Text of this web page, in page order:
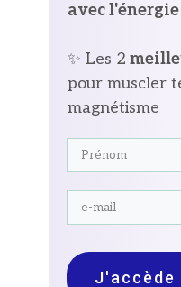
avec l'énergie
✨ Les 2
pour muscler
magnétisme
J'accède